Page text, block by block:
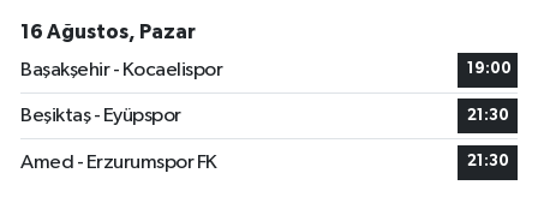
16 Ağustos, Pazar
Başakşehir - Kocaelispor
19:00
Beşiktaş - Eyüpspor 21:30
Amed - Erzurumspor FK 21:30